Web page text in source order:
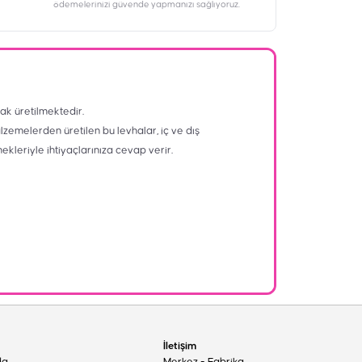
ödemelerinizi güvende yapmanızı sağlıyoruz.
üretilmektedir.
üretilen bu levhalar, iç ve dış
ihtiyaçlarınıza cevap verir.
İletişim